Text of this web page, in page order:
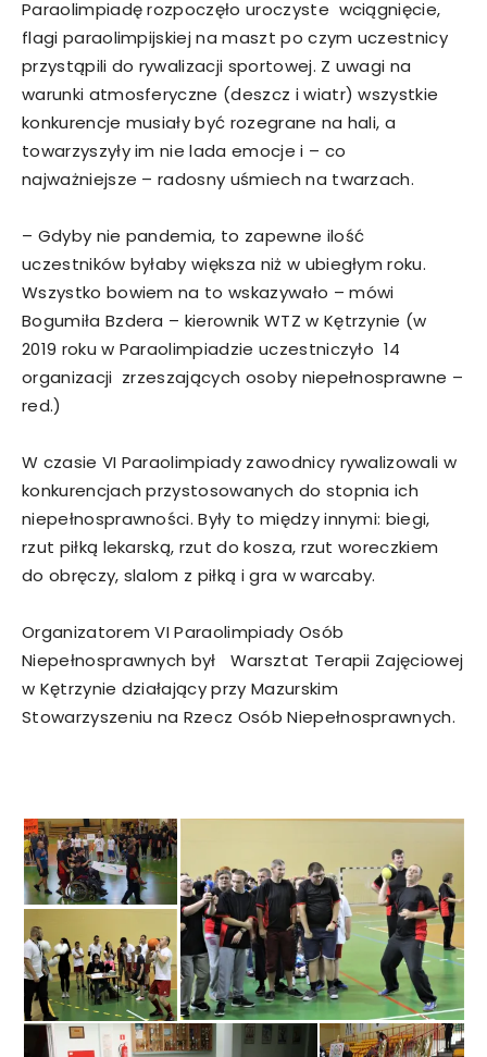
Paraolimpiadę rozpoczęło uroczyste wciągnięcie,
flagi paraolimpijskiej na maszt po czym uczestnicy
przystąpili do rywalizacji sportowej. Z uwagi na
warunki atmosferyczne (deszcz i wiatr) wszystkie
konkurencje musiały być rozegrane na hali, a
towarzyszyły im nie lada emocje i – co
najważniejsze – radosny uśmiech na twarzach.
– Gdyby nie pandemia, to zapewne ilość
uczestników byłaby większa niż w ubiegłym roku.
Wszystko bowiem na to wskazywało – mówi
Bogumiła Bzdera – kierownik WTZ w Kętrzynie (w
2019 roku w Paraolimpiadzie uczestniczyło 14
organizacji zrzeszających osoby niepełnosprawne –
red.)
W czasie VI Paraolimpiady zawodnicy rywalizowali w
konkurencjach przystosowanych do stopnia ich
niepełnosprawności. Były to między innymi: biegi,
rzut piłką lekarską, rzut do kosza, rzut woreczkiem
do obręczy, slalom z piłką i gra w warcaby.
Organizatorem VI Paraolimpiady Osób
Niepełnosprawnych był Warsztat Terapii Zajęciowej
w Kętrzynie działający przy Mazurskim
Stowarzyszeniu na Rzecz Osób Niepełnosprawnych.